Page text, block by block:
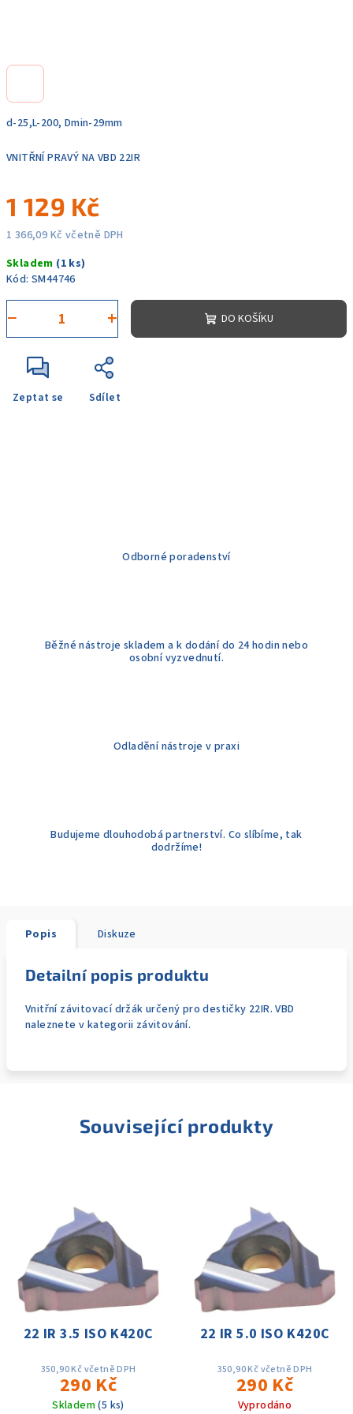
d-25,L-200, Dmin-29mm
VNITŘNÍ PRAVÝ NA VBD 22IR
1 129 Kč
1 366,09 Kč včetně DPH
cena:
Skladem (1 ks)
Kód: SM44746
+
− DO KOŠÍKU
Zeptat se Sdílet
Odborné poradenství
Běžné nástroje skladem a k dodání do 24 hodin nebo
osobní vyzvednutí.
Odladění nástroje v praxi
Budujeme dlouhodobá partnerství. Co slíbíme, tak
dodržíme!
Popis Diskuze
Detailní popis produktu
Vnitřní závitovací držák určený pro destičky 22IR. VBD
naleznete v kategorii závitování.
Související produkty
22 IR 3.5 ISO K420C
350,90 Kč včetně DPH
290 Kč
Skladem(5 ks)
22 IR 5.0 ISO K420C
350,90 Kč včetně DPH
290 Kč
Vyprodáno